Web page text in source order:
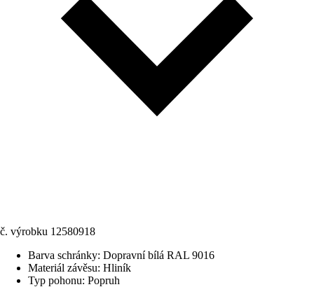
č. výrobku 12580918
Barva schránky: Dopravní bílá RAL 9016
Materiál závěsu: Hliník
Typ pohonu: Popruh